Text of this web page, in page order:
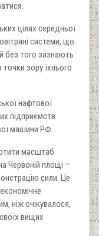
цілях середньої
системи, що
й без того зазнають
зору їхнього
нафтової
підприємств
машини РФ.
масштаб
Червоній площі –
сили. Це
ніж очікувалося,
вищих